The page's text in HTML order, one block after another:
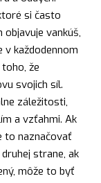
si často
objavuje vankúš,
každodennom
že
svojich síl.
záležitosti,
a vzťahmi. Ak
to naznačovať
strane, ak
môže to byť